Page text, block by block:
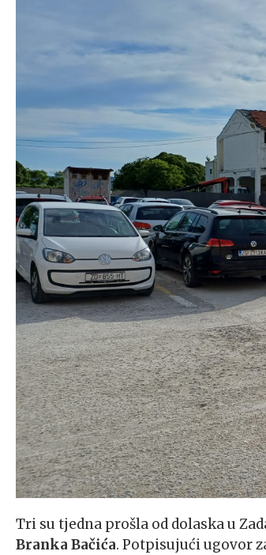
Tri su tjedna prošla od dolaska u
Branka Bačića. Potpisujući ugovor